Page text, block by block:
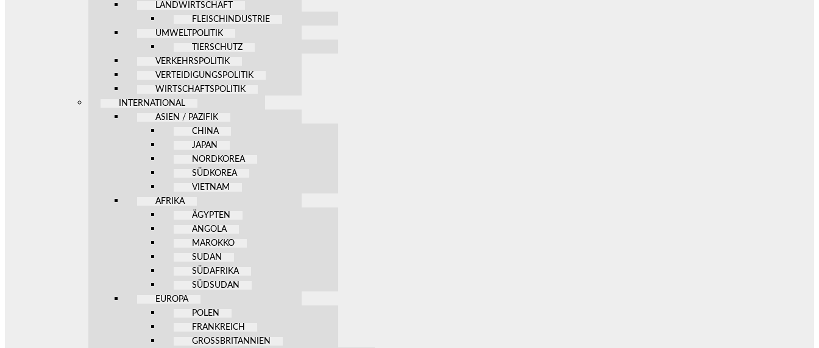
LANDWIRTSCHAFT
FLEISCHINDUSTRIE
UMWELTPOLITIK
TIERSCHUTZ
VERKEHRSPOLITIK
VERTEIDIGUNGSPOLITIK
WIRTSCHAFTSPOLITIK
INTERNATIONAL
ASIEN / PAZIFIK
CHINA
JAPAN
NORDKOREA
SÜDKOREA
VIETNAM
AFRIKA
ÄGYPTEN
ANGOLA
MAROKKO
SUDAN
SÜDAFRIKA
SÜDSUDAN
EUROPA
POLEN
FRANKREICH
GROSSBRITANNIEN